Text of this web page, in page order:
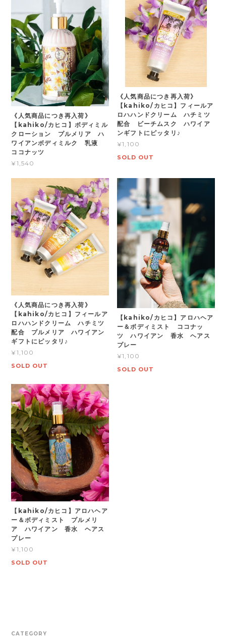
《人気商品につき再入荷》
【kahiko/カヒコ】ボディミル
クローション プルメリア ハ
ワイアンボディミルク 乳液
ココナッツ
¥1,540
《人気商品につき再入荷》
【kahiko/カヒコ】フィールア
ロハハンドクリーム ハチミツ
配合 ビーチムスク ハワイア
ンギフトにピッタリ♪
¥1,100
SOLD OUT
《人気商品につき再入荷》
【kahiko/カヒコ】フィールア
ロハハンドクリーム ハチミツ
配合 プルメリア ハワイアン
ギフトにピッタリ♪
¥1,100
SOLD OUT
【kahiko/カヒコ】アロハヘア
ー＆ボディミスト ココナッ
ツ ハワイアン 香水 ヘアス
プレー
¥1,100
SOLD OUT
【kahiko/カヒコ】アロハヘア
ー＆ボディミスト プルメリ
ア ハワイアン 香水 ヘアス
プレー
¥1,100
SOLD OUT
CATEGORY